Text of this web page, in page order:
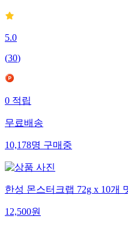
5.0
(30)
0 적립
무료배송
10,178명 구매중
한성 몬스터크랩 72g x 10개
12,500원